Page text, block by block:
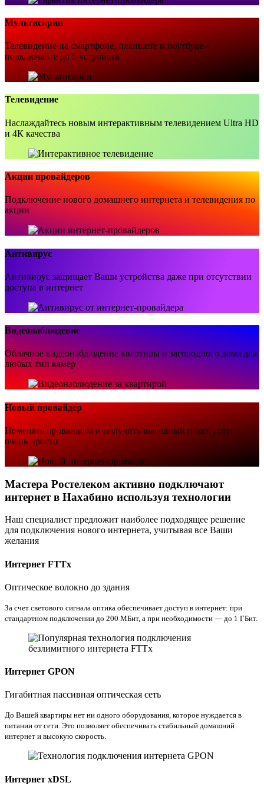
Мультискрин
Телевидение на смартфоне, планшете и ноутбуке -
подключайте до 5 устройств
Телевидение
Наслаждайтесь новым интерактивным телевидением Ultra HD
и 4К качества
Акции провайдеров
Подключение нового домашнего интернета и телевидения по
акции
Антивирус
Антивирус защищает Ваши устройства даже при отсутствии
доступа в интернет
Видеонаблюдение
Облачное видеонабдюдение квартиры и загородного дома для
любых тип камер
Новый провайдер
Поменять провайдера и получить выгодный пакет услуг
очень просто
Мастера Ростелеком активно подключают
интернет в Нахабино используя технологии
Наш специалист предложит наиболее подходящее решение
для подключения нового интернета, учитывая все Ваши
желания
Интернет FTTx
Оптическое волокно до здания
За счет светового сигнала оптика обеспечивает доступ в интернет: при
стандартном подключении до 200 МБит, а при необходимости — до 1 ГБит.
Интернет GPON
Гигабитная пассивная оптическая сеть
До Вашей квартиры нет ни одного оборудования, которое нуждается в
питании от сети. Это позволяет обеспечивать стабильный домашний
интернет и высокую скорость.
Интернет xDSL